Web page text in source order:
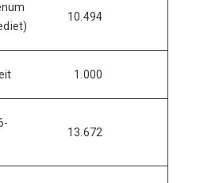
10.494
1.000
13.672